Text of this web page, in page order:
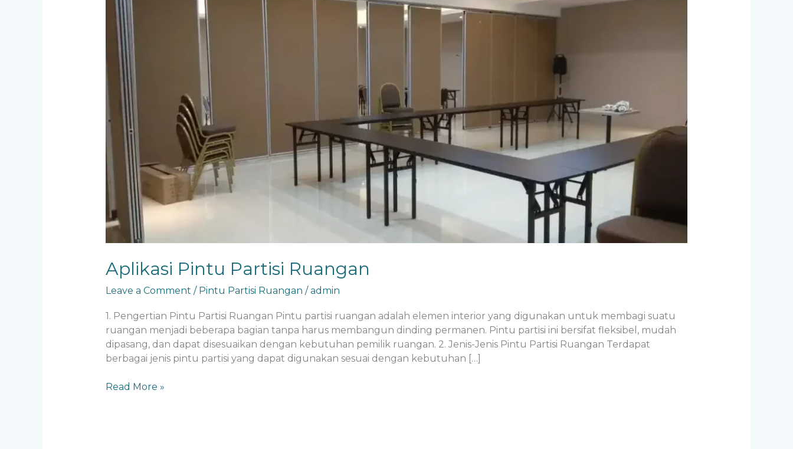
Aplikasi Pintu Partisi Ruangan
Leave a Comment / Pintu Partisi Ruangan /admin
1. Pengertian Pintu Partisi Ruangan Pintu partisi ruangan adalah elemen interior yang digunakan untuk membagi suatu
ruangan menjadi beberapa bagian tanpa harus membangun dinding permanen. Pintu partisi ini bersifat fleksibel, mudah
dipasang, dan dapat disesuaikan dengan kebutuhan pemilik ruangan. 2. Jenis-Jenis Pintu Partisi Ruangan Terdapat
berbagai jenis pintu partisi yang dapat digunakan sesuai dengan kebutuhan […]
Read More »